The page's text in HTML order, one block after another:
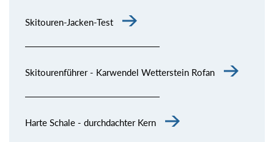
Skitouren-Jacken-Test
Skitourenführer - Karwendel Wetterstein Rofan
Harte Schale - durchdachter Kern